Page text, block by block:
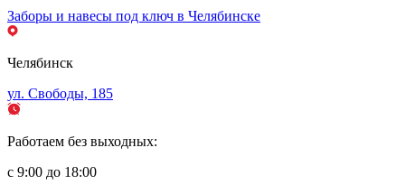
Заборы и навесы под ключ в Челябинске
Челябинск
ул. Свободы, 185
Работаем без выходных:
с 9:00 до 18:00